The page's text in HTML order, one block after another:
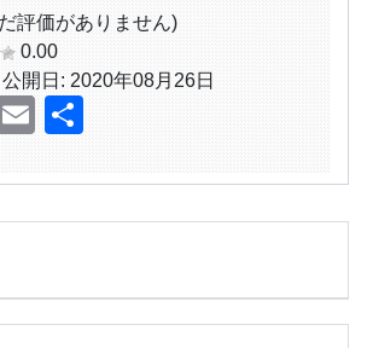
評価がありません)
0.00
公開日: 2020年08月26日
TwitterEmail